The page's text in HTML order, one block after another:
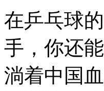
在乒乓球
手，你还
淌着中国